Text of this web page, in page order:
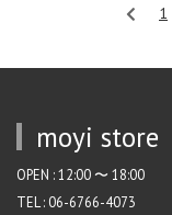
1
moyi store
OPEN : 12:00 〜 18:00
TEL : 06-6766-4073